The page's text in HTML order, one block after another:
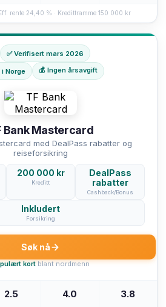
rente 24,40 % · Kredittramme 150 000 kr
✅ Verifisert mars 2026
Norge 💰 Ingen årsavgift
Bank Mastercard
med DealPass rabatter og
reiseforsikring
200 000 kr
Kreditt
DealPass
rabatter
Cashback/Bonus
Inkludert
Forsikring
Søk nå
kortblant nordmenn
2.5 4.0 3.8